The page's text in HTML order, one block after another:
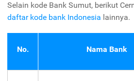
Selain kode Bank Sumut, berikut
daftar kode bank Indonesia lainnya.
No. Nama Bank